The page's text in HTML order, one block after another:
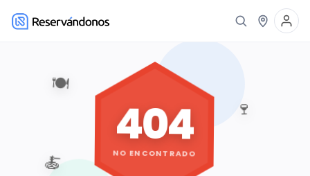
🍽️
🍷
🍝
404
NO ENCONTRADO